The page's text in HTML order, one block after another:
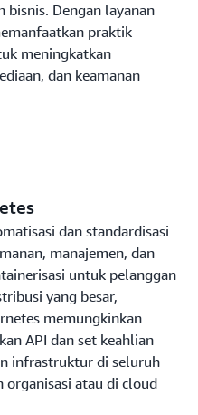
bisnis. Dengan layanan
praktik
meningkatkan
dan keamanan
dan standardisasi
manajemen, dan
untuk pelanggan
yang besar,
memungkinkan
API dan set keahlian
infrastruktur di seluruh
atau di cloud